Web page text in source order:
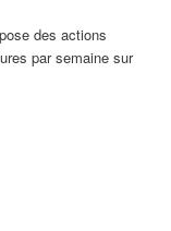
des actions
par semaine sur